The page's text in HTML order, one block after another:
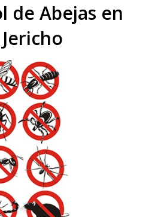
de Abejas en
Jericho